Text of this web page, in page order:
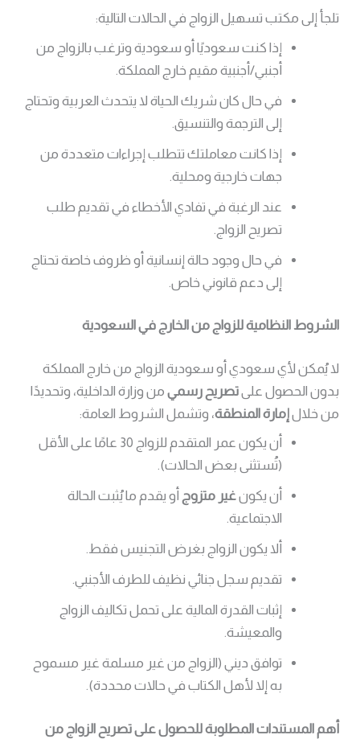
تلجأ إلى مكتب تسهيل الزواج في الحالات التالية:
إذا كنت سعوديًا أو سعودية وترغب بالزواج من
أجنبي/أجنبية مقيم خارج المملكة.
في حال كان شريك الحياة لا يتحدث العربية وتحتاج
إلى الترجمة والتنسيق.
إذا كانت معاملتك تتطلب إجراءات متعددة من
جهات خارجية ومحلية.
عند الرغبة في تفادي الأخطاء في تقديم طلب
تصريح الزواج.
في حال وجود حالة إنسانية أو ظروف خاصة تحتاج
إلى دعم قانوني خاص.
الشروط النظامية للزواج من الخارج في السعودية
لا يُمكن لأي سعودي أو سعودية الزواج من خارج المملكة
بدون الحصول علىتصريح رسمي من وزارة الداخلية، وتحديدًا
من خلالإمارة المنطقة، وتشمل الشروط العامة:
أن يكون عمر المتقدم للزواج 30 عامًا على الأقل
(تُستثنى بعض الحالات).
أن يكونغير متزوج أو يقدم ما يُثبت الحالة
الاجتماعية.
ألا يكون الزواج بغرض التجنيس فقط.
تقديم سجل جنائي نظيف للطرف الأجنبي.
إثبات القدرة المالية على تحمل تكاليف الزواج
والمعيشة.
توافق ديني (الزواج من غير مسلمة غير مسموح
به إلا لأهل الكتاب في حالات محددة).
أهم المستندات المطلوبة للحصول على تصريح الزواج من